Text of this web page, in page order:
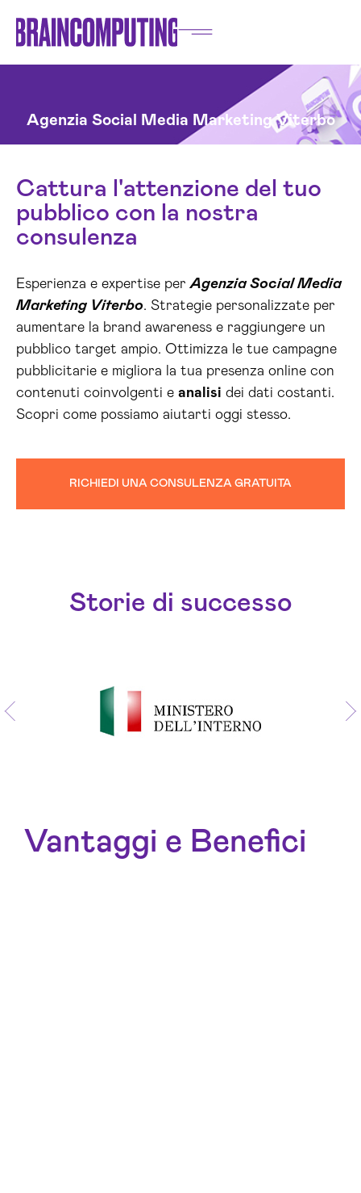
Agenzia Social Media Marketing Viterbo
Cattura l'attenzione del tuo
pubblico con la nostra
consulenza
Esperienza e expertise perAgenzia Social Media
Marketing Viterbo. Strategie personalizzate per
aumentare la brand awareness e raggiungere un
pubblico target ampio. Ottimizza le tue campagne
pubblicitarie e migliora la tua presenza online con
contenuti coinvolgenti e analisi dei dati costanti.
Scopri come possiamo aiutarti oggi stesso.
RICHIEDI UNA CONSULENZA GRATUITA
Storie di successo
Vantaggi e Benefici